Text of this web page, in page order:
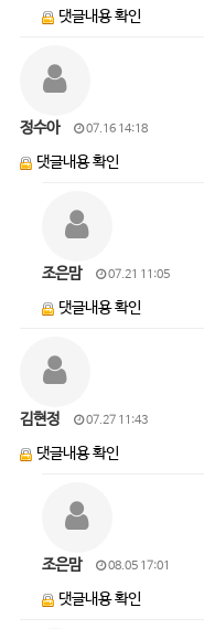
댓글내용 확인
정수아 07.16 14:18
댓글내용 확인
조은맘 07.21 11:05
댓글내용 확인
김현정 07.27 11:43
댓글내용 확인
조은맘 08.05 17:01
댓글내용 확인